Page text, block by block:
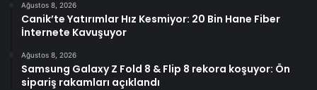
Ağustos 8, 2026
Canik’te Yatırımlar Hız Kesmiyor: 20 Bin Hane Fiber
İnternete Kavuşuyor
Ağustos 8, 2026
Samsung Galaxy Z Fold 8 & Flip 8 rekora koşuyor: Ön
sipariş rakamları açıklandı